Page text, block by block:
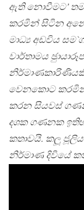
ඇති නොවීමට’ තම
කරමින් සිටින
මාධ්‍ය අඩවිය
වාර්තාමය
වෙනකොට කරමින්
කරන සියවස්
දශක ගණනක
කතාවයි. කලූ
නිර්මාණ දිවියේ